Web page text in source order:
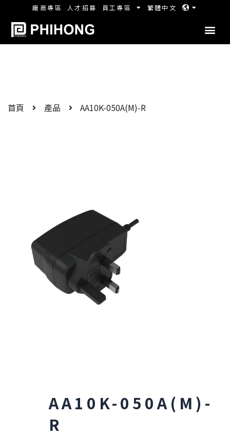
廠商專區 人才招募 員工專區 繁體中文
首頁 產品 AA10K-050A(M)-R
AA10K-050A(M)-
R